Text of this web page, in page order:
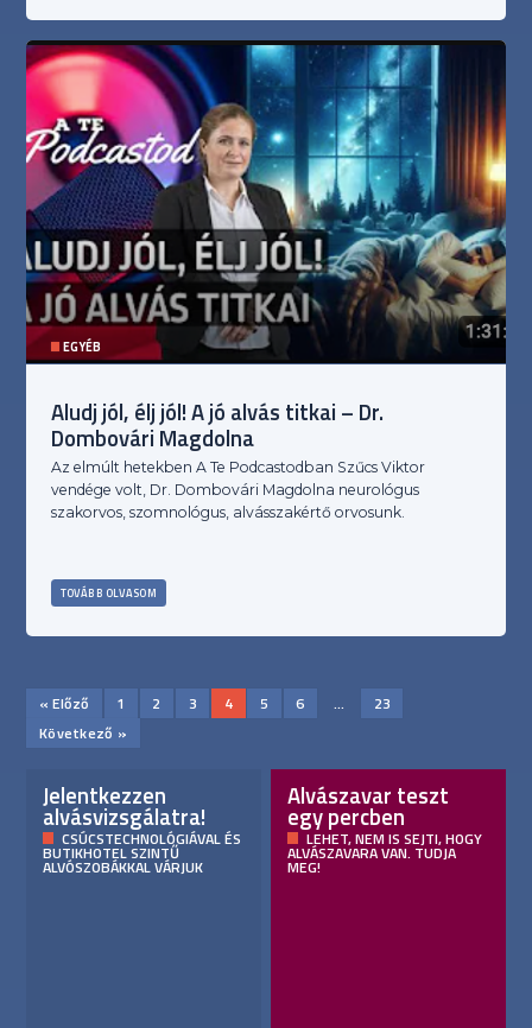
EGYÉB
Aludj jól, élj jól! A jó alvás titkai – Dr.
Dombovári Magdolna
Az elmúlt hetekben A Te Podcastodban Szűcs Viktor
vendége volt, Dr. Dombovári Magdolna neurológus
szakorvos, szomnológus, alvásszakértő orvosunk.
TOVÁBB OLVASOM
« Előző 1 2 3 4 5 6 …
23
Következő »
Jelentkezzen
alvásvizsgálatra!
CSÚCSTECHNOLÓGIÁVAL ÉS
BUTIKHOTEL SZINTŰ
ALVÓSZOBÁKKAL VÁRJUK
Alvászavar teszt
egy percben
LEHET, NEM IS SEJTI, HOGY
ALVÁSZAVARA VAN. TUDJA
MEG!